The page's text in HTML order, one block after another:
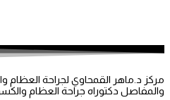
مركز د.ماهر القمحاوي لجراحة
والمفاصل دكتوراه جراحة العظام